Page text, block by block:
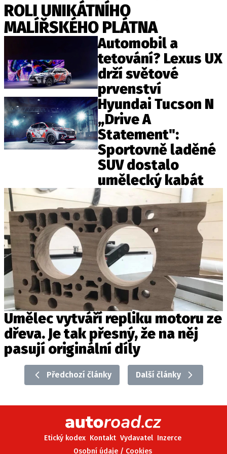
ELEKTRO
NOVINKY ZE SVĚTA EV
TESTY ELEKTROMOBILŮ
TRH S ELEKTROMOBILY
RALLY
OSTATNÍ
TISKOVKY
ROZHOVORY
DAKAR
Z DOMOVA
ZE SVĚTA
MOTORSPORT
PIT LANE
ČEŠI V AKCI
FIA CEZ & POHÁRY
MEZINÁRODNÍ SCÉNA
SLEDUJTE NÁS NA|
Máte příběh, fotku nebo video?
Pošlete e-mail na autoroad.cz
ETICKÝ KODEX
VYDAVATEL
INZERCE
OSOBNÍ ÚDAJE / COOKIES
ROLI UNIKÁTNÍHO
MALÍŘSKÉHO PLÁTNA
Automobil a
tetování? Lexus UX
drží světové
prvenství
Hyundai Tucson N
„Drive A
Statement":
Sportovně laděné
SUV dostalo
umělecký kabát
Umělec vytváří repliku motoru ze
dřeva. Je tak přesný, že na něj
pasují originální díly
Předchozí články Další články
Etický kodex Kontakt Vydavatel Inzerce
Osobní údaje / Cookies